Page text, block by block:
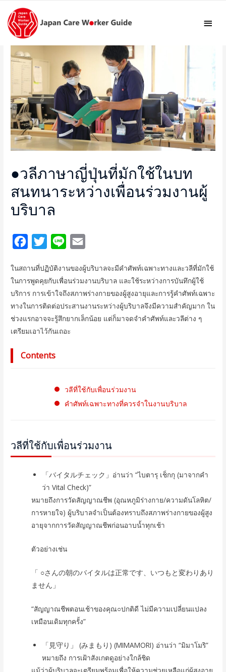
Main
●วลีภาษาญี่ปุ่นที่มักใช้ในบท
สนทนาระหว่างเพื่อนร่วมงานผู้
บริบาล
c
e
b
o
o
T
i
t
t
e
r
n
e
a
i
l
ในสถานที่ปฏิบัติงานของผู้บริบาลจะมีคำศัพท์เฉพาะทางและวลีที่มักใช้
ในการพูดคุยกับเพื่อนร่วมงานบริบาล และใช้ระหว่างการบันทึกผู้ใช้
บริการ การเข้าใจถึงสภาพร่างกายของผู้สูงอายุและการรู้คำศัพท์เฉพาะ
ทางในการติดต่อประสานงานระหว่างผู้บริบาลจึงมีความสำคัญมาก ใน
ช่วงแรกอาจจะรู้สึกยากเล็กน้อย แต่ก็มาจดจำคำศัพท์และวลีต่าง ๆ
เตรียมเอาไว้กันเถอะ
Contents
วลีที่ใช้กับเพื่อนร่วมงาน
คำศัพท์เฉพาะทางที่ควรจำในงานบริบาล
วลีที่ใช้กับเพื่อนร่วมงาน
「バイタルチェック」อ่านว่า “ไบตารุ เช็กกุ (มาจากคำ
ว่า Vital Check)”
หมายถึงการวัดสัญญาณชีพ (อุณหภูมิร่างกาย/ความดันโลหิต/
การหายใจ) ผู้บริบาลจำเป็นต้องทราบถึงสภาพร่างกายของผู้สูง
อายุจากการวัดสัญญาณชีพก่อนอาบน้ำทุกเช้า
ตัวอย่างเช่น
「 ○さんの朝のバイタルは正常です、いつもと変わりあり
ません」
“สัญญาณชีพตอนเช้าของคุณ○ปกติดี ไม่มีความเปลี่ยนแปลง
เหมือนเดิมทุกครั้ง”
「見守り」 (みまもり) (MIMAMORI) อ่านว่า “มิมาโมริ”
หมายถึง การเฝ้าสังเกตดูอย่างใกล้ชิด
แม้ว่าผู้บริบาลจะเตรียมพร้อมเพื่อให้ความช่วยเหลือแก่ผู้สูงอายุ